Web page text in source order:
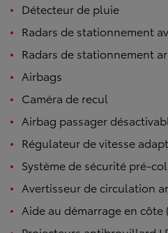
Détecteur de pluie
Radars de stationnement
Radars de stationnement
Airbags
Caméra de recul
Airbag passager
Régulateur de vitesse
Système de sécurité pré-
Avertisseur de circulation
Aide au démarrage en côte